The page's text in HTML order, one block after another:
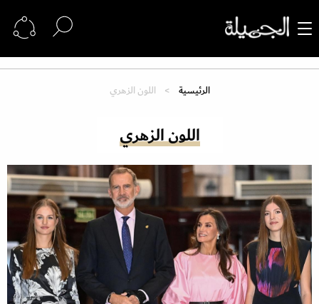
الرئيسية اللون الزهري
اللون الزهري